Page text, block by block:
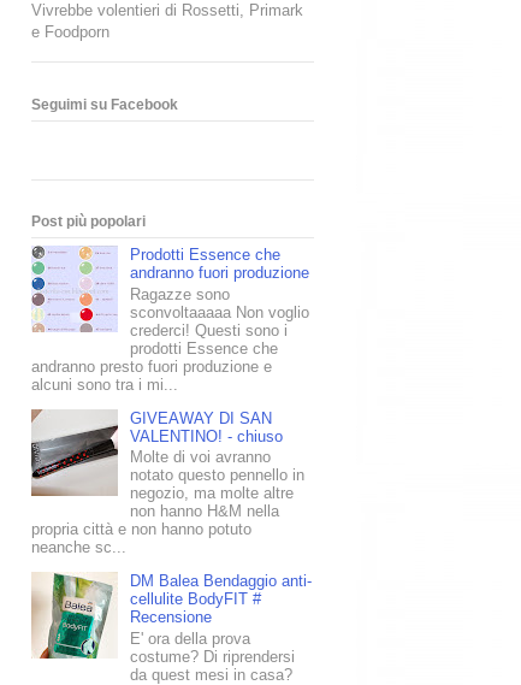
Vivrebbe volentieri di Rossetti, Primark
e Foodporn
Seguimi su Facebook
Post più popolari
Prodotti Essence che
andranno fuori produzione
Ragazze sono
sconvoltaaaaa Non voglio
crederci! Questi sono i
prodotti Essence che
andranno presto fuori produzione e
alcuni sono tra i mi...
GIVEAWAY DI SAN
VALENTINO! - chiuso
Molte di voi avranno
notato questo pennello in
negozio, ma molte altre
non hanno H&M nella
propria città e non hanno potuto
neanche sc...
DM Balea Bendaggio anti-
cellulite BodyFIT #
Recensione
E' ora della prova
costume? Di riprendersi
da quest mesi in casa?